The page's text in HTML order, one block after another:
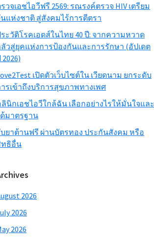
วจเอชไอวีฟรี 2569: รณรงค์ตรวจ HIV เตรียม
แห่งชาติ สู่สังคมไร้การตีตรา
ะวัติโรคเอดส์ในไทย 40 ปี: จากความหวาด
วสู่ยุคแห่งการป้องกันและการรักษา (อัปเดต
2026)
เปิดตัวเว็บไซต์ใน เวียดนาม ยกระดับ
รเข้าถึงบริการสุขภาพทางเพศ
นิกเอชไอวีใกล้ฉัน เลือกอย่างไรให้มั่นใจและ
มาตรฐาน
ยาต้านฟรี ผ่านบัตรทอง ประกันสังคม หรือ
ธิอื่น
2026
2026
2026